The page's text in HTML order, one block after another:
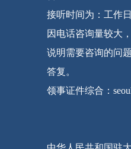
接听时间为：工作
因电话咨询量较大
说明需要咨询的问
答复。
领事证件综合：